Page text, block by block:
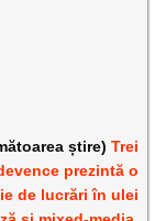
știre) Trei
prezintă o
de lucrări în ulei